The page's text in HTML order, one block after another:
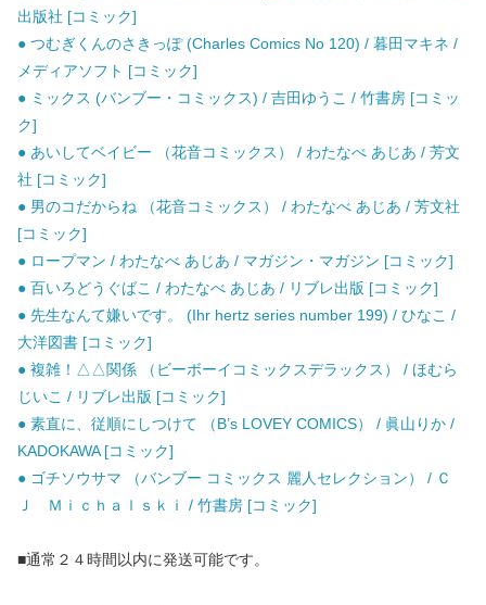
出版社 [コミック]
● つむぎくんのさきっぽ (Charles Comics No 120) / 暮田マキネ /
メディアソフト [コミック]
● ミックス (バンブー・コミックス) / 吉田ゆうこ / 竹書房 [コミッ
ク]
● あいしてベイビー （花音コミックス） / わたなべ あじあ / 芳文
社 [コミック]
● 男のコだからね （花音コミックス） / わたなべ あじあ / 芳文社
[コミック]
● ロープマン / わたなべ あじあ / マガジン・マガジン [コミック]
● 百いろどうぐばこ / わたなべ あじあ / リブレ出版 [コミック]
● 先生なんて嫌いです。 (Ihr hertz series number 199) / ひなこ /
大洋図書 [コミック]
● 複雑！△△関係 （ビーボーイコミックスデラックス） / ほむら
じいこ / リブレ出版 [コミック]
● 素直に、従順にしつけて （B’s LOVEY COMICS） / 眞山りか /
KADOKAWA [コミック]
● ゴチソウサマ （バンブー コミックス 麗人セレクション） / Ｃ
Ｊ Ｍｉｃｈａｌｓｋｉ / 竹書房 [コミック]
■通常２４時間以内に発送可能です。